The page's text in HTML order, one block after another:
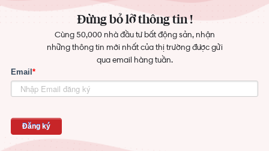
Đừng bỏ lỡ thông tin !
Cùng 50,000 nhà đầu tư bất động sản, nhận
những thông tin mới nhất của thị trường được gửi
qua email hàng tuần.